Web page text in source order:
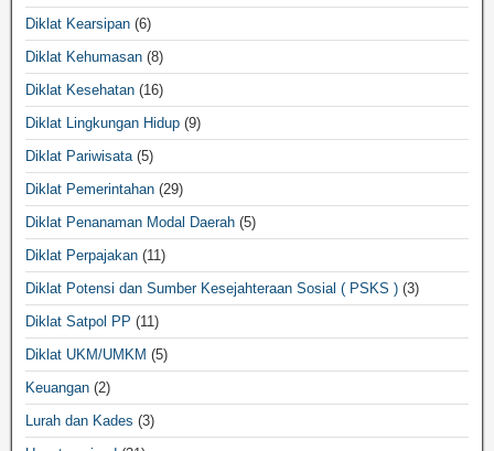
Diklat Kearsipan (6)
Diklat Kehumasan (8)
Diklat Kesehatan (16)
Diklat Lingkungan Hidup (9)
Diklat Pariwisata(5)
Diklat Pemerintahan (29)
Diklat Penanaman Modal Daerah (5)
Diklat Perpajakan (11)
Diklat Potensi dan Sumber Kesejahteraan Sosial ( PSKS ) (3)
Diklat Satpol PP (11)
Diklat UKM/UMKM (5)
Keuangan (2)
Lurah dan Kades (3)